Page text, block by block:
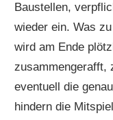
Baustellen,
wieder ein. Was
wird am Ende
zusammengerafft,
eventuell die
hindern die